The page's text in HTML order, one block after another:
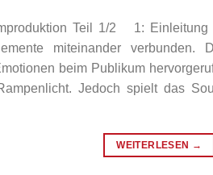
Teil 1/2 1:
miteinander verbunden.
beim Publikum
Jedoch spielt das
WEITERLESEN →